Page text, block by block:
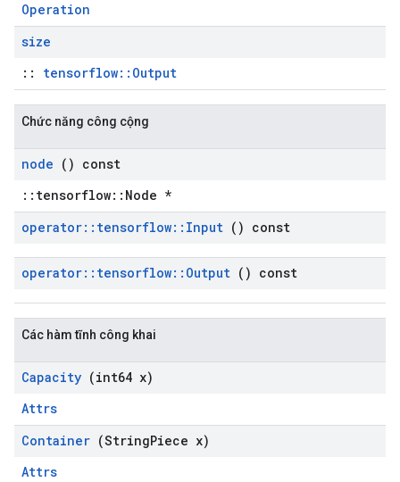
Operation
size
:: tensorflow::Output
Chức năng công cộng
node () const
::tensorflow::Node *
operator:: tensorflow:: Input () const
operator:: tensorflow:: Output () const
Các hàm tĩnh công khai
Capacity (int64 x)
Attrs
Container (StringPiece x)
Attrs